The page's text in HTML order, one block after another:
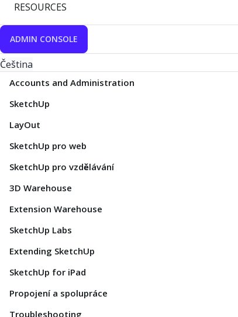
RESOURCES
ADMIN CONSOLE
Čeština
Accounts and Administration
SketchUp
LayOut
SketchUp pro web
SketchUp pro vzdělávání
3D Warehouse
Extension Warehouse
SketchUp Labs
Extending SketchUp
SketchUp for iPad
Propojení a spolupráce
Troubleshooting